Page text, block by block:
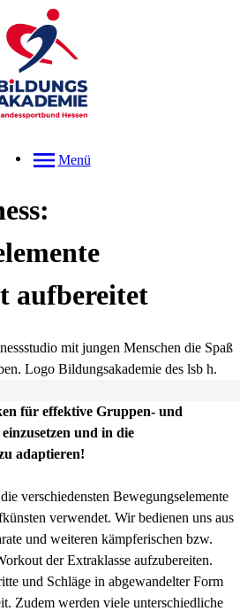
Menü
aufbereitet
für effektive Gruppen‑ und
und in die
adaptieren!
verschiedensten Bewegungselemente
verwendet. Wir bedienen uns aus
und weiteren kämpferischen bzw.
der Extraklasse aufzubereiten.
und Schläge in abgewandelter Form
Zudem werden viele unterschiedliche